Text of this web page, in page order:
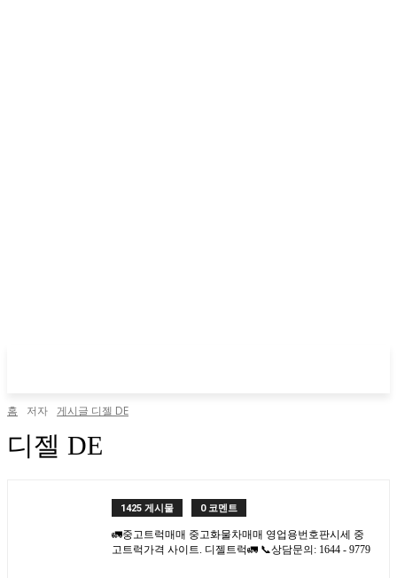
홈 저자 게시글 디젤 DE
디젤 DE
1425 게시물 0 코멘트
🚛중고트럭매매 중고화물차매매 영업용번호판시세 중
고트럭가격 사이트. 디젤트럭🚛 📞상담문의: 1644 - 9779